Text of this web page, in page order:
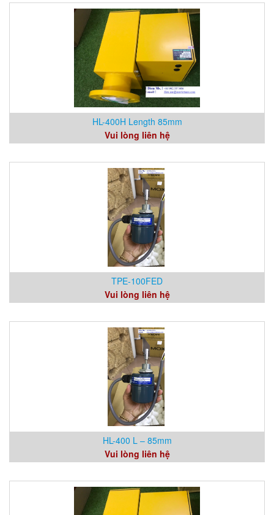
HL-400H Length 85mm
Vui lòng liên hệ
TPE-100FED
Vui lòng liên hệ
HL-400 L – 85mm
Vui lòng liên hệ